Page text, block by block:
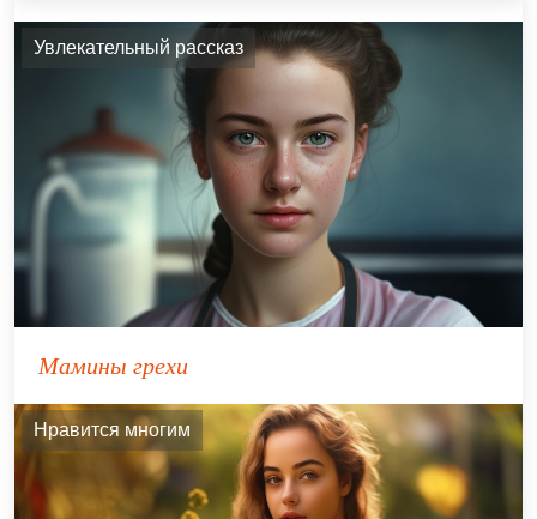
Увлекательный рассказ
Мамины грехи
Нравится многим